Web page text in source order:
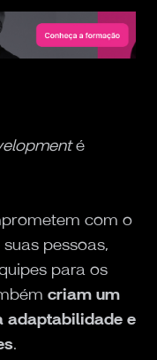
é
com o
pessoas,
para os
criam um
adaptabilidade e
.